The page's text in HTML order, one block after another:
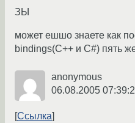
ЗЫ
может ешшо знаете как
bindings(С++ и C#) пять
anonymous
06.08.2005
Ссылка